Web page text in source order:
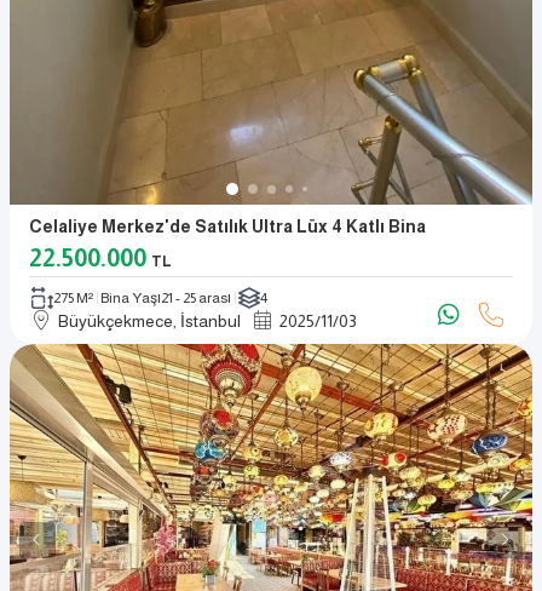
Celaliye Merkez'de Satılık Ultra Lüx 4 Katlı Bina
22.500.000 TL
275 M² Bina Yaşı21 - 25 arası 4
Büyükçekmece, İstanbul 2025/11/03